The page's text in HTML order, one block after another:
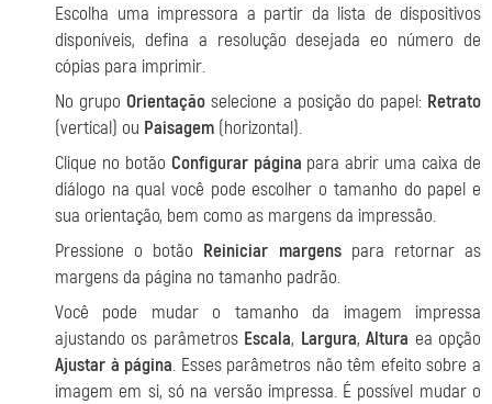
Escolha uma impressora a partir da lista de dispositivos
disponíveis, defina a resolução desejada eo número de
cópias para imprimir.
No grupoOrientação selecione a posição do papel: Retrato
(vertical) ou Paisagem (horizontal).
Clique no botão Configurar página para abrir uma caixa de
diálogo na qual você pode escolher o tamanho do papel e
sua orientação, bem como as margens da impressão.
Pressione o botão Reiniciar margenspara retornar as
margens da página no tamanho padrão.
Você pode mudar o tamanho da imagem impressa
ajustando os parâmetros Escala, Largura,Altura ea opção
Ajustar à página. Esses parâmetros não têm efeito sobre a
imagem em si, só na versão impressa. É possível mudar o